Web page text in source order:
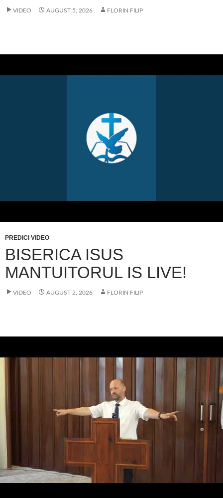
VIDEO AUGUST 5, 2026 FLORIN FILIP
PREDICI VIDEO
BISERICA ISUS
MANTUITORUL IS LIVE!
VIDEO AUGUST 2, 2026 FLORIN FILIP